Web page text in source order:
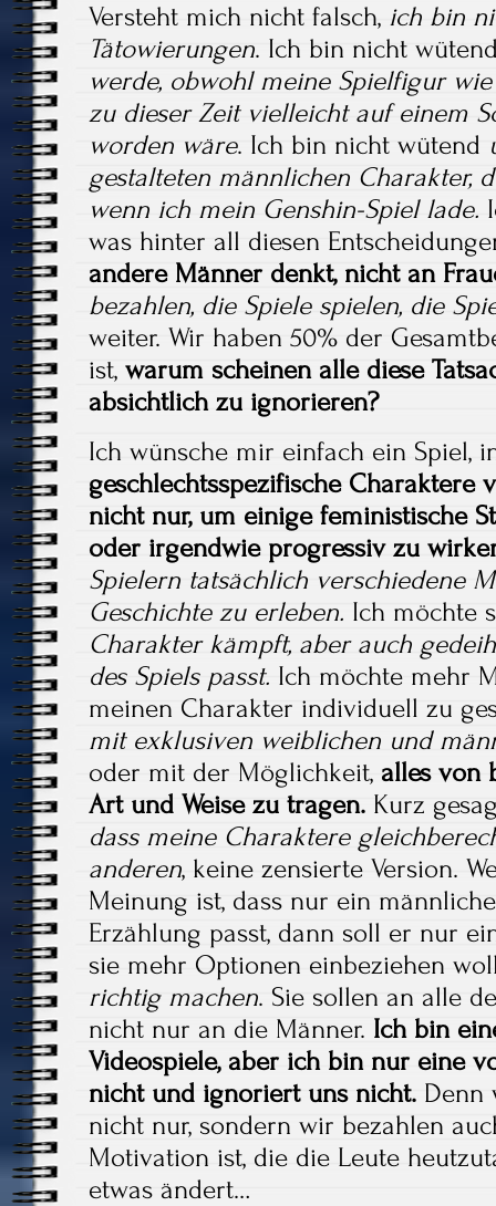
Versteht mich nicht falsch, ich bin
Tätowierungen. Ich bin nicht
werde, obwohl meine Spielfigur
zu dieser Zeit vielleicht auf einem
worden wäre. Ich bin nicht wütend
gestalteten männlichen Charakter,
wenn ich mein Genshin-Spiel lade.
was hinter all diesen
andere Männer denkt, nicht an
bezahlen, die Spiele spielen, die
weiter. Wir haben 50% der
ist, warum scheinen alle diese
absichtlich zu ignorieren?
Ich wünsche mir einfach ein Spiel,
geschlechtsspezifische Charaktere
nicht nur, um einige feministische
oder irgendwie progressiv zu
Spielern tatsächlich verschiedene
Geschichte zu erleben. Ich möchte
Charakter kämpft, aber auch
des Spiels passt. Ich möchte mehr
meinen Charakter individuell zu
mit exklusiven weiblichen und
oder mit der Möglichkeit, alles von
Art und Weise zu tragen. Kurz
dass meine Charaktere
anderen, keine zensierte Version.
Meinung ist, dass nur ein
Erzählung passt, dann soll er nur
sie mehr Optionen einbeziehen
richtig machen. Sie sollen an alle
nicht nur an die Männer. Ich bin
Videospiele, aber ich bin nur eine
nicht und ignoriert uns nicht. Denn
nicht nur, sondern wir bezahlen
Motivation ist, die die Leute
etwas ändert…